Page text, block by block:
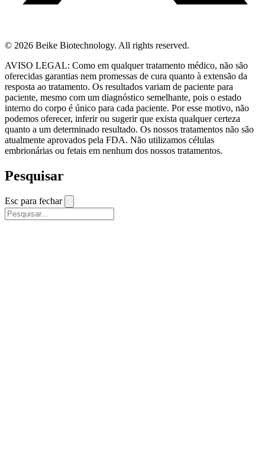
© 2026 Beike Biotechnology. All rights reserved.
AVISO LEGAL: Como em qualquer tratamento médico, não são
oferecidas garantias nem promessas de cura quanto à extensão da
resposta ao tratamento. Os resultados variam de paciente para
paciente, mesmo com um diagnóstico semelhante, pois o estado
interno do corpo é único para cada paciente. Por esse motivo, não
podemos oferecer, inferir ou sugerir que exista qualquer certeza
quanto a um determinado resultado. Os nossos tratamentos não são
atualmente aprovados pela FDA. Não utilizamos células
embrionárias ou fetais em nenhum dos nossos tratamentos.
Pesquisar
Esc para fechar